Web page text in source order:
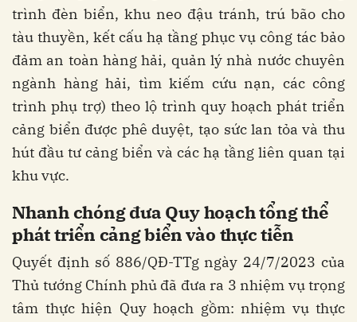
trình đèn biển, khu neo đậu tránh, trú bão cho
tàu thuyền, kết cấu hạ tầng phục vụ công tác bảo
đảm an toàn hàng hải, quản lý nhà nước chuyên
ngành hàng hải, tìm kiếm cứu nạn, các công
trình phụ trợ) theo lộ trình quy hoạch phát triển
cảng biển được phê duyệt, tạo sức lan tỏa và thu
hút đầu tư cảng biển và các hạ tầng liên quan tại
khu vực.
Nhanh chóng đưa Quy hoạch tổng thể
phát triển cảng biển vào thực tiễn
Quyết định số 886/QĐ-TTg ngày 24/7/2023 của
Thủ tướng Chính phủ đã đưa ra 3 nhiệm vụ trọng
tâm thực hiện Quy hoạch gồm: nhiệm vụ thực